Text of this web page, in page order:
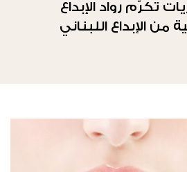
تكرّم رواد الإبداع
من الإبداع اللبناني